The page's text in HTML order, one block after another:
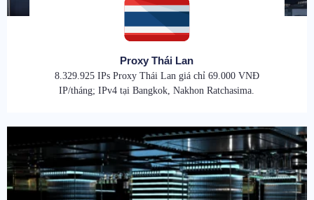
Proxy Thái Lan
8.329.925 IPs Proxy Thái Lan giá chỉ 69.000 VNĐ
IP/tháng; IPv4 tại Bangkok, Nakhon Ratchasima.